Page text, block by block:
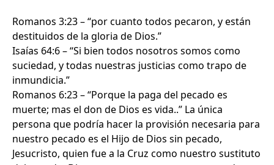
Romanos 3:23 – “por cuanto todos pecaron, y están
destituidos de la gloria de Dios.”
Isaías 64:6 – “Si bien todos nosotros somos como
suciedad, y todas nuestras justicias como trapo de
inmundicia.”
Romanos 6:23 – “Porque la paga del pecado es
muerte; mas el don de Dios es vida..” La única
persona que podría hacer la provisión necesaria para
nuestro pecado es el Hijo de Dios sin pecado,
Jesucristo, quien fue a la Cruz como nuestro sustituto